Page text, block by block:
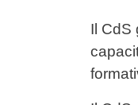
Il CdS